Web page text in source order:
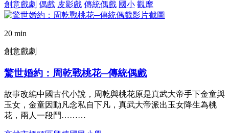
創意戲劇 偶戲 皮影戲 傳統偶戲 國小 觀摩
20 min
創意戲劇
驚世婚約：周乾戰桃花─傳統偶戲
故事改編中國古代小說，周乾與桃花原是真武大帝手下金童與
玉女，金童因動凡念私自下凡，真武大帝派出玉女降生為桃
花，兩人一段鬥………